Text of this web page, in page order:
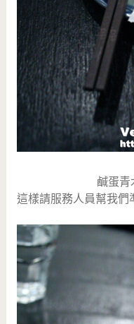
鹹蛋青
這樣請服務人員幫我們